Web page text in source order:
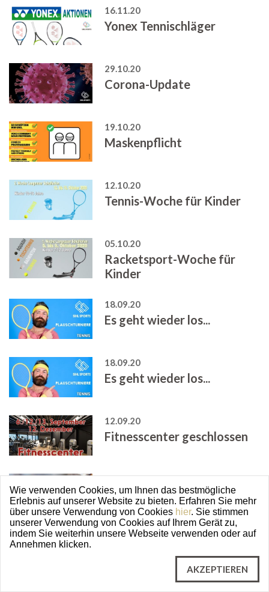
16.11.20
Yonex Tennischläger
29.10.20
Corona-Update
19.10.20
Maskenpflicht
12.10.20
Tennis-Woche für Kinder
05.10.20
Racketsport-Woche für
Kinder
18.09.20
Es geht wieder los...
18.09.20
Es geht wieder los...
12.09.20
Fitnesscenter geschlossen
07.09.20
Start Wintersaison
07.09.20
Start Wintersaison
Wie verwenden Cookies, um Ihnen das bestmögliche
Erlebnis auf unserer Website zu bieten. Erfahren Sie mehr
über unsere Verwendung von Cookies hier. Sie stimmen
unserer Verwendung von Cookies auf Ihrem Gerät zu,
indem Sie weiterhin unsere Webseite verwenden oder auf
Annehmen klicken.
AKZEPTIEREN